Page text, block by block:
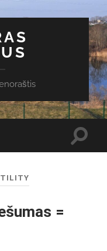
=